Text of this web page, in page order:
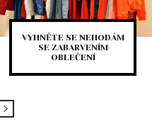
VYHNĚTE SE NEHODÁM
SE ZABARVENÍM
OBLEČENÍ